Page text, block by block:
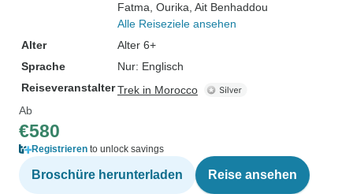
Fatma , Ourika , Ait Benhaddou
Alle Reiseziele ansehen
Alter
Alter 6+
Sprache
Nur: Englisch
ReiseveranstalterTrek in Morocco
Ab
€580
Registrieren to unlock savings
Broschüre herunterladen Reise ansehen